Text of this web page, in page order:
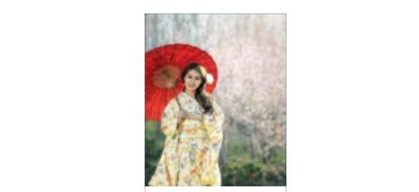
Uanset om du er en
eventyrlysten rejsende,
en kulturel enthusiast
eller en solsøgende
strandløve, vil Thailand
præsente...